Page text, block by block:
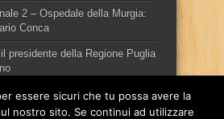
2 – Ospedale della Murgia:
Conca
presidente della Regione Puglia
essere sicuri che tu possa avere la
nostro sito. Se continui ad utilizzare